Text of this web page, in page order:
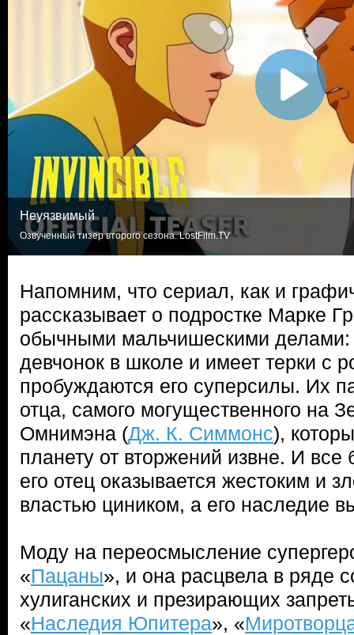
Неуязвимый
Озвученный тизер второго сезона. LostFilm.TV
Напомним, что сериал, как и
рассказывает о подростке Марке
обычными мальчишескими делами:
девчонок в школе и имеет терки с
пробуждаются его суперсилы. Их
отца, самого могущественного на
Омнимэна (Дж. К. Симмонс),
планету от вторжений извне. И все
его отец оказывается жестоким и
властью циником, а его наследие
Моду на переосмысление
«Пацаны», и она расцвела в ряде
хулиганских и презирающих
«Наследия Юпитера», «